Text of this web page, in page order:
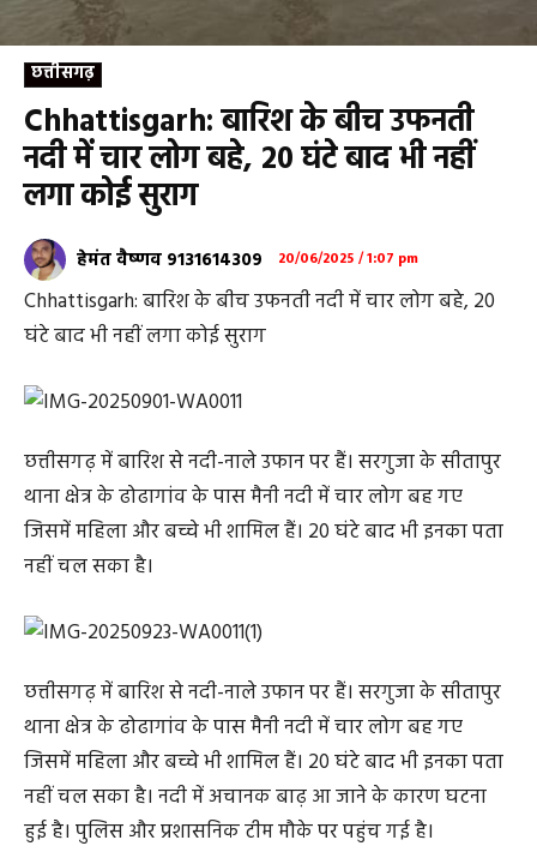
छत्तीसगढ़
Chhattisgarh: बारिश के बीच उफनती
नदी में चार लोग बहे, 20 घंटे बाद भी नहीं
लगा कोई सुराग
हेमंत वैष्णव 9131614309 20/06/2025 / 1:07 pm
Chhattisgarh: बारिश के बीच उफनती नदी में चार लोग बहे, 20
घंटे बाद भी नहीं लगा कोई सुराग
छत्तीसगढ़ में बारिश से नदी-नाले उफान पर हैं। सरगुजा के सीतापुर
थाना क्षेत्र के ढोढागांव के पास मैनी नदी में चार लोग बह गए
जिसमें महिला और बच्चे भी शामिल हैं। 20 घंटे बाद भी इनका पता
नहीं चल सका है।
छत्तीसगढ़ में बारिश से नदी-नाले उफान पर हैं। सरगुजा के सीतापुर
थाना क्षेत्र के ढोढागांव के पास मैनी नदी में चार लोग बह गए
जिसमें महिला और बच्चे भी शामिल हैं। 20 घंटे बाद भी इनका पता
नहीं चल सका है। नदी में अचानक बाढ़ आ जाने के कारण घटना
हुई है। पुलिस और प्रशासनिक टीम मौके पर पहुंच गई है।